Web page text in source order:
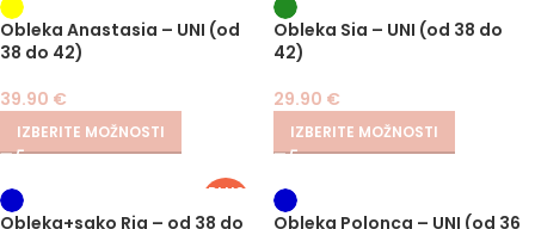
Obleka Anastasia – UNI (od
38 do 42)
39.90 €
IZBERITE MOŽNOSTI
Obleka Sia – UNI (od 38 do
42)
29.90 €
IZBERITE MOŽNOSTI
PLUS
Obleka+sako Ria – od 38 do
Obleka Polonca – UNI (od 36